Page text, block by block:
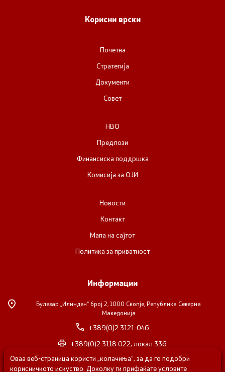
Корисни врски
Почетна
Стратегија
Документи
Совет
НВО
Предлози
Финансиска поддршка
Комисија за ОЈИ
Новости
Контакт
Мапа на сајтот
Политика за приватност
Информации
Булевар „Илинден“ број 2, 1000 Скопје, Република Северна
Македонија
+389(0)2 3121-046
+389(0)2 3118 022, локал 336
nvosorabotka@gs.gov.mk
Оваа веб-страница користи „колачиња“, за да го подобри
корисничкото искуство. Доколку ги прифаќате условите